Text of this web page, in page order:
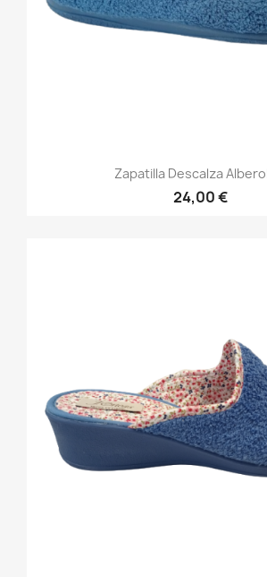
Zapatilla Descalza
24,00 €